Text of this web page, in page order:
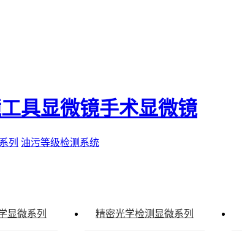
工具显微镜手术显微镜
列 油污等级检测系统
显微系列 精密光学检测显微系列